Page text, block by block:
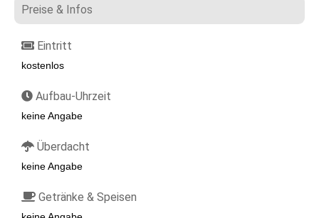
Preise & Infos
Eintritt
kostenlos
Aufbau-Uhrzeit
keine Angabe
Überdacht
keine Angabe
Getränke & Speisen